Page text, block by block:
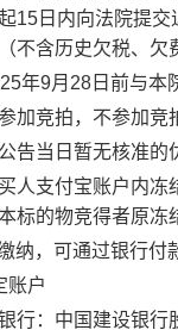
15日内向法院提
不含历史欠税、
5年9月28 日前与本
加竞拍，不参加
告当日暂无核准
人支付宝账户内
标的物竞得者原
纳，可通过银行付
账户
行： 中国建设银行